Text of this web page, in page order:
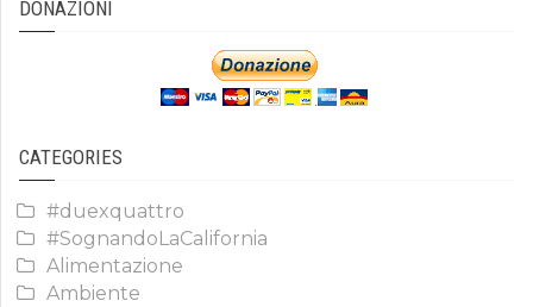
DONAZIONI
CATEGORIES
#duexquattro
#SognandoLaCalifornia
Alimentazione
Ambiente